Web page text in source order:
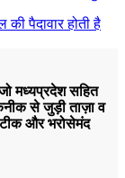
पैदावार होती है
मध्यप्रदेश सहित
से जुड़ी ताज़ा व
और भरोसेमंद